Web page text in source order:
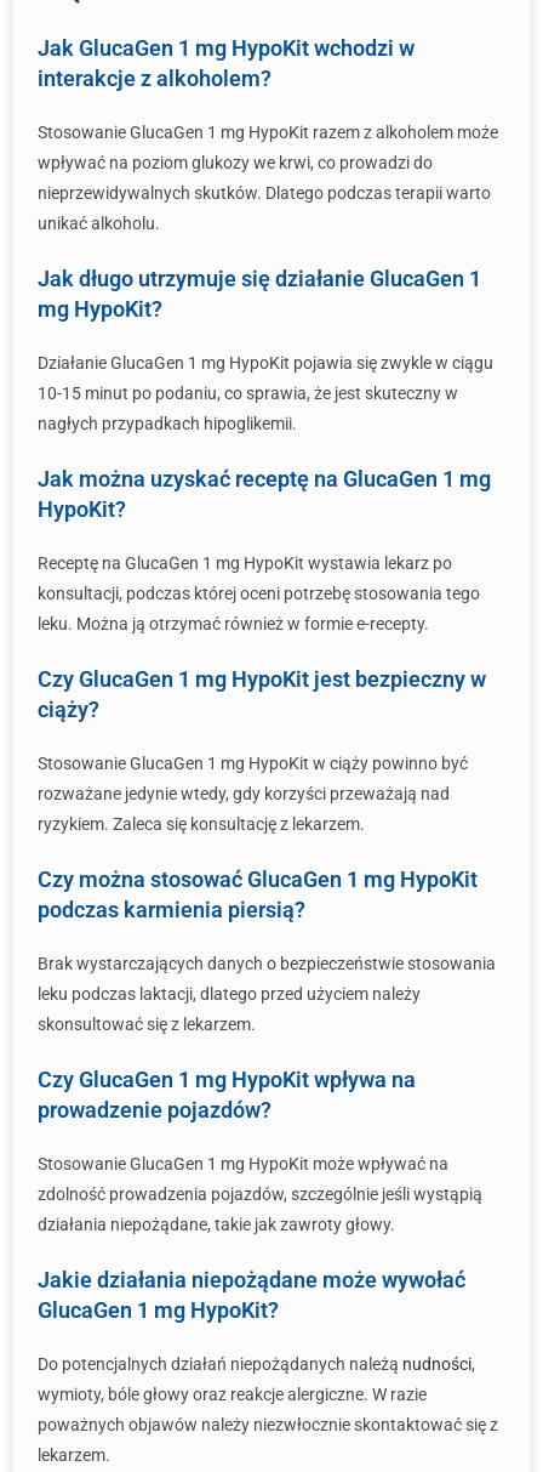
Jak GlucaGen 1 mg HypoKit wchodzi w
interakcje z alkoholem?
Stosowanie GlucaGen 1 mg HypoKit razem z alkoholem może
wpływać na poziom glukozy we krwi, co prowadzi do
nieprzewidywalnych skutków. Dlatego podczas terapii warto
unikać alkoholu.
Jak długo utrzymuje się działanie GlucaGen 1
mg HypoKit?
Działanie GlucaGen 1 mg HypoKit pojawia się zwykle w ciągu
10-15 minut po podaniu, co sprawia, że jest skuteczny w
nagłych przypadkach hipoglikemii.
Jak można uzyskać receptę na GlucaGen 1 mg
HypoKit?
Receptę na GlucaGen 1 mg HypoKit wystawia lekarz po
konsultacji, podczas której oceni potrzebę stosowania tego
leku. Można ją otrzymać również w formie e-recepty.
Czy GlucaGen 1 mg HypoKit jest bezpieczny w
ciąży?
Stosowanie GlucaGen 1 mg HypoKit w ciąży powinno być
rozważane jedynie wtedy, gdy korzyści przeważają nad
ryzykiem. Zaleca się konsultację z lekarzem.
Czy można stosować GlucaGen 1 mg HypoKit
podczas karmienia piersią?
Brak wystarczających danych o bezpieczeństwie stosowania
leku podczas laktacji, dlatego przed użyciem należy
skonsultować się z lekarzem.
Czy GlucaGen 1 mg HypoKit wpływa na
prowadzenie pojazdów?
Stosowanie GlucaGen 1 mg HypoKit może wpływać na
zdolność prowadzenia pojazdów, szczególnie jeśli wystąpią
działania niepożądane, takie jak zawroty głowy.
Jakie działania niepożądane może wywołać
GlucaGen 1 mg HypoKit?
Do potencjalnych działań niepożądanych należą nudności,
wymioty, bóle głowy oraz reakcje alergiczne. W razie
poważnych objawów należy niezwłocznie skontaktować się z
lekarzem.